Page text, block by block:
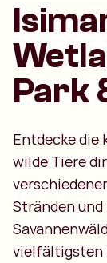
Park
Entdecke die
wilde Tiere
Stränden
vielfältigsten